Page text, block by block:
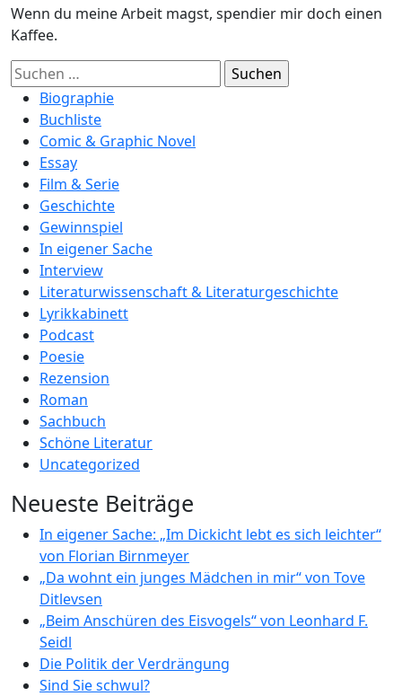
Wenn du meine Arbeit magst, spendier mir doch einen
Kaffee.
Suchen
nach:Biographie
Buchliste
Comic & Graphic Novel
Essay
Film & Serie
Geschichte
Gewinnspiel
In eigener Sache
Interview
Literaturwissenschaft & Literaturgeschichte
Lyrikkabinett
Podcast
Poesie
Rezension
Roman
Sachbuch
Schöne Literatur
Uncategorized
Neueste Beiträge
In eigener Sache: „Im Dickicht lebt es sich leichter“
von Florian Birnmeyer
„Da wohnt ein junges Mädchen in mir“ von Tove
Ditlevsen
„Beim Anschüren des Eisvogels“ von Leonhard F.
Seidl
Die Politik der Verdrängung
Sind Sie schwul?